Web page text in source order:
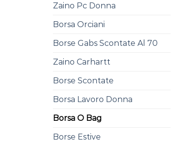
Zaino Pc Donna
Borsa Orciani
Borse Gabs Scontate Al 70
Zaino Carhartt
Borse Scontate
Borsa Lavoro Donna
Borsa O Bag
Borse Estive